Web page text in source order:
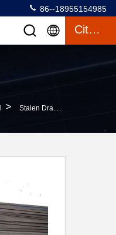
86--18955154985
Citaat
> Stalen Draadfilament Voor Wegveegmachines, Gootjes, Bezems / Zijborstels